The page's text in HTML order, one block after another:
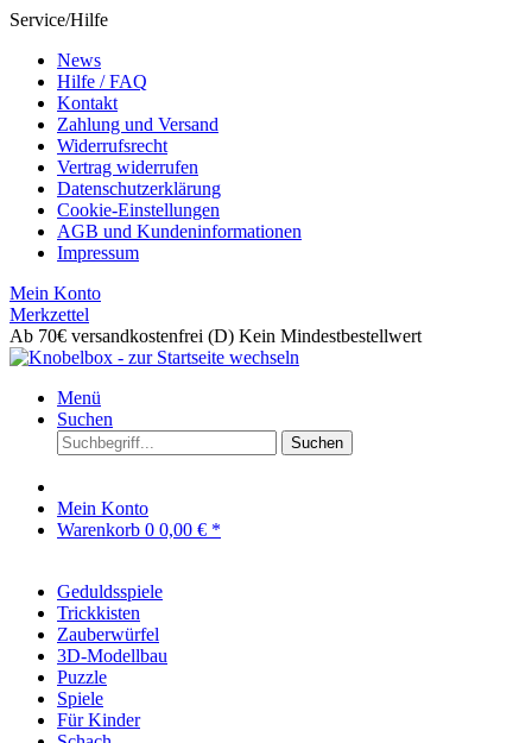
Service/Hilfe
News
Hilfe / FAQ
Kontakt
Zahlung und Versand
Widerrufsrecht
Vertrag widerrufen
Datenschutzerklärung
Cookie-Einstellungen
AGB und Kundeninformationen
Impressum
Mein Konto
Merkzettel
Ab 70€ versandkostenfrei (D) Kein Mindestbestellwert
Menü
Suchen
Suchen
Mein Konto
Warenkorb 0 0,00 € *
Geduldsspiele
Trickkisten
Zauberwürfel
3D-Modellbau
Puzzle
Spiele
Für Kinder